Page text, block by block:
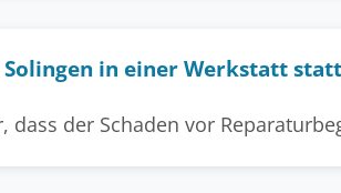
in einer Werkstatt
dass der Schaden vor